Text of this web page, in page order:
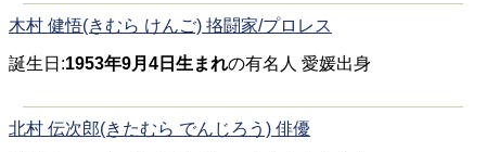
木村 健悟(きむら けんご) 挌闘家/プロレス
誕生日:1953年9月4日生まれの有名人 愛媛出身
北村 伝次郎(きたむら でんじろう) 俳優